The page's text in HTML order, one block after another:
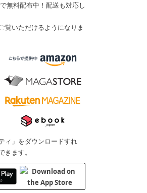
無料配布中！配送も対応し
覧いただけるようになりま
ィ」をダウンロードすれ
ます。